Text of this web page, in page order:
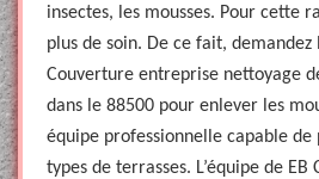
insectes, les mousses. Pour cette
plus de soin. De ce fait, demandez
Couverture entreprise nettoyage
dans le 88500 pour enlever les
équipe professionnelle capable de
types de terrasses. L’équipe de EB